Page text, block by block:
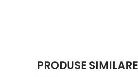
PRODUSE SIMILARE